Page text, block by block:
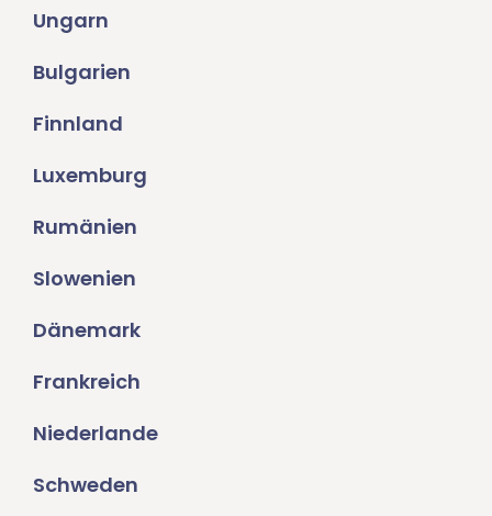
Ungarn
Bulgarien
Finnland
Luxemburg
Rumänien
Slowenien
Dänemark
Frankreich
Niederlande
Schweden